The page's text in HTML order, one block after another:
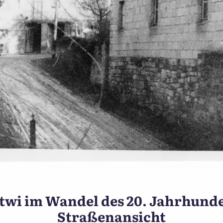
im Wandel
im Wandel des 20.
Straßenansicht